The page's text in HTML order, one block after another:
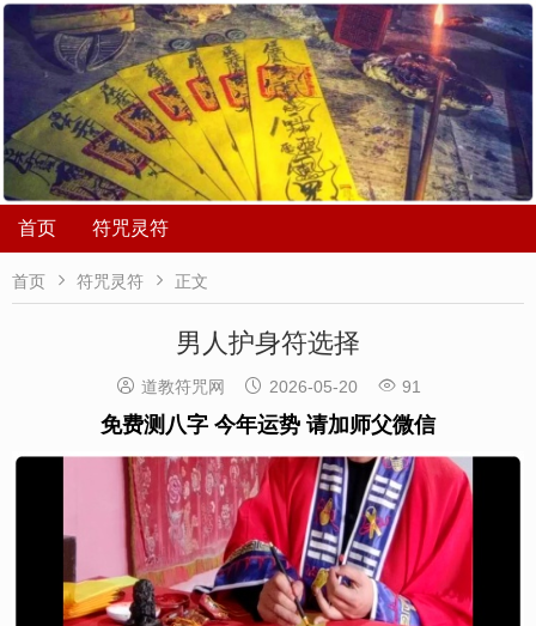
首页 符咒灵符
首页  符咒灵符  正文
男人护身符选择
 道教符咒网  2026-05-20  91
免费测八字 今年运势 请加师父微信